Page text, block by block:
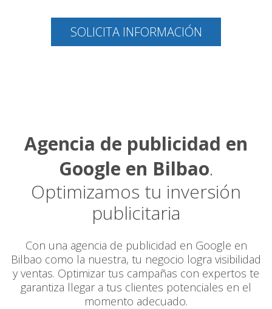
SOLICITA INFORMACIÓN
Agencia de publicidad en
Google en Bilbao.
Optimizamos tu inversión
publicitaria
Con una agencia de publicidad en Google en
Bilbao como la nuestra, tu negocio logra visibilidad
y ventas. Optimizar tus campañas con expertos te
garantiza llegar a tus clientes potenciales en el
momento adecuado.